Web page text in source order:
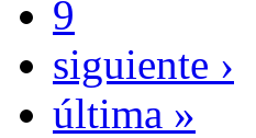
9
siguiente ›
última »